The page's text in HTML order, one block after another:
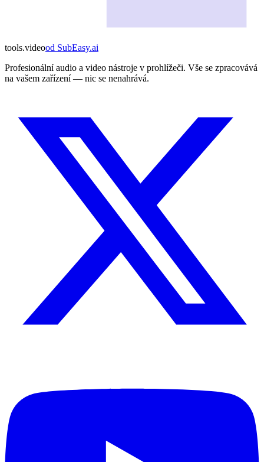
tools.videood SubEasy.ai
Profesionální audio a video nástroje v prohlížeči. Vše se zpracovává
na vašem zařízení — nic se nenahrává.